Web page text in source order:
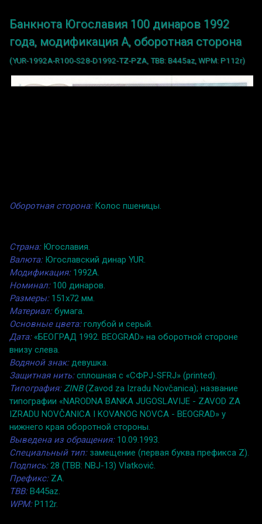
Банкнота Югославия 100 динаров 1992
года, модификация A, оборотная сторона
(YUR-1992A-R100-S28-D1992-TZ-PZA, TBB: B445az, WPM: P112r)
Оборотная сторона:Колос пшеницы.
Страна:Югославия.
Валюта:Югославский динар YUR.
Модификация:1992A.
Номинал:100 динаров.
Размеры:151x72 мм.
Материал:бумага.
Основные цвета:голубой и серый.
Дата:«БЕОГРАД 1992. BEOGRAD» на оборотной стороне
внизу слева.
Водяной знак:девушка.
Защитная нить:сплошная с «СФРJ-SFRJ» (printed).
Типография: ZINB(Zavod za Izradu Novčanica); название
типографии «NARODNA BANKA JUGOSLAVIJE - ZAVOD ZA
IZRADU NOVČANICA I KOVANOG NOVCA - BEOGRAD» у
нижнего края оборотной стороны.
Выведена из обращения:10.09.1993.
Специальный тип:замещение (первая буква префикса Z).
Подпись:28 (TBB: NBJ-13) Vlatković.
Префикс:ZA.
TBB:B445az.
WPM:P112r.